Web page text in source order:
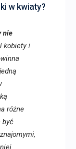
w kwiaty?
nie
kobiety i
różne
być